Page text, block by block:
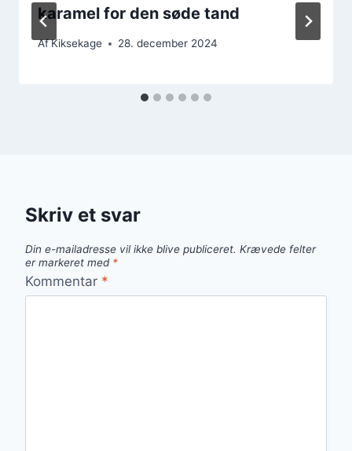
karamel for den søde tand
AfKiksekage 28. december 2024
Skriv et svar
Din e-mailadresse vil ikke blive publiceret. Krævede felter
er markeret med *
Kommentar *